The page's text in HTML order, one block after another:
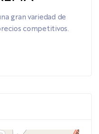
gran variedad de
competitivos.